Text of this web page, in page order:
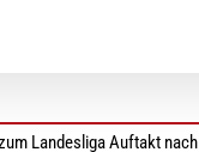
Landesliga Auftakt nach